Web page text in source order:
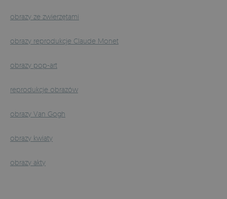
obrazy ze zwierzętami
obrazy reprodukcje Claude Monet
obrazy pop-art
reprodukcje obrazów
obrazy Van Gogh
obrazy kwiaty
obrazy akty